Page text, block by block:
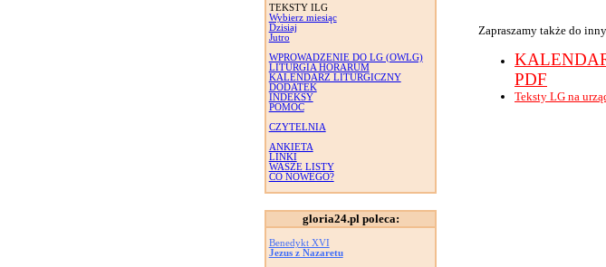
TEKSTY ILG
Wybierz miesiąc
Dzisiaj
Jutro
WPROWADZENIE DO LG (OWLG)
LITURGIA HORARUM
KALENDARZ LITURGICZNY
DODATEK
INDEKSY
POMOC
CZYTELNIA
ANKIETA
LINKI
WASZE LISTY
CO NOWEGO?
gloria24.pl poleca:
Benedykt XVI
Jezus z Nazaretu
Zapraszamy także do
PDF
Teksty LG na